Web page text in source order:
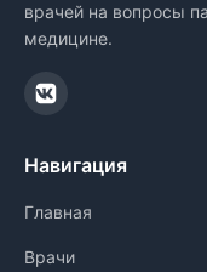
врачей на вопросы
медицине.
Навигация
Главная
Врачи